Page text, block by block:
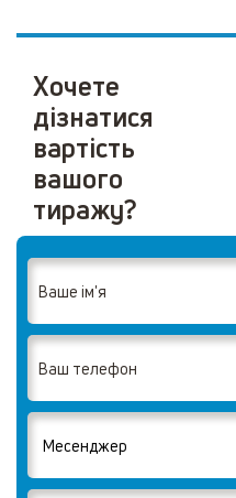
Хочете
дізнатися
вартість
вашого
тиражу?